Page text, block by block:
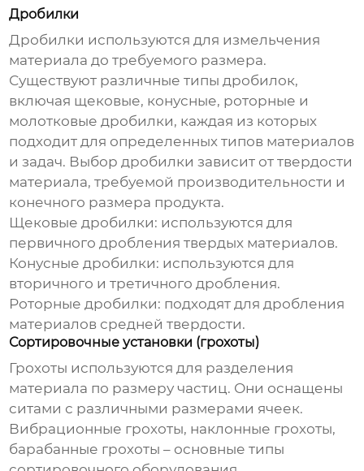
Дробилки
Дробилки используются для измельчения
материала до требуемого размера.
Существуют различные типы дробилок,
включая щековые, конусные, роторные и
молотковые дробилки, каждая из которых
подходит для определенных типов материалов
и задач. Выбор дробилки зависит от твердости
материала, требуемой производительности и
конечного размера продукта.
Щековые дробилки: используются для
первичного дробления твердых материалов.
Конусные дробилки: используются для
вторичного и третичного дробления.
Роторные дробилки: подходят для дробления
материалов средней твердости.
Сортировочные установки (грохоты)
Грохоты используются для разделения
материала по размеру частиц. Они оснащены
ситами с различными размерами ячеек.
Вибрационные грохоты, наклонные грохоты,
барабанные грохоты – основные типы